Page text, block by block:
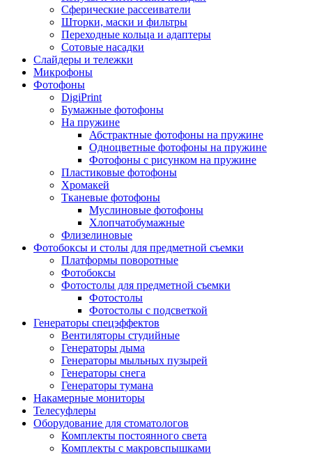
Сферические рассеиватели
Шторки, маски и фильтры
Переходные кольца и адаптеры
Сотовые насадки
Слайдеры и тележки
Микрофоны
Фотофоны
DigiPrint
Бумажные фотофоны
На пружине
Абстрактные фотофоны на пружине
Одноцветные фотофоны на пружине
Фотофоны с рисунком на пружине
Пластиковые фотофоны
Хромакей
Тканевые фотофоны
Муслиновые фотофоны
Хлопчатобумажные
Флизелиновые
Фотобоксы и столы для предметной съемки
Платформы поворотные
Фотобоксы
Фотостолы для предметной съемки
Фотостолы
Фотостолы с подсветкой
Генераторы спецэффектов
Вентиляторы студийные
Генераторы дыма
Генераторы мыльных пузырей
Генераторы снега
Генераторы тумана
Накамерные мониторы
Телесуфлеры
Оборудование для стоматологов
Комплекты постоянного света
Комплекты с макровспышками